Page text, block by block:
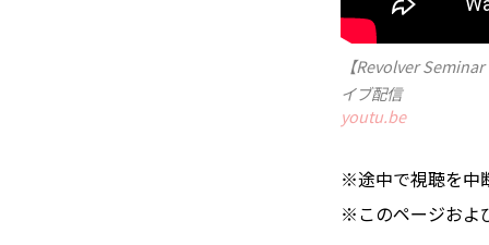
【Revolver
イブ配信
youtu.be
※途中で視聴を中
※このページおよ